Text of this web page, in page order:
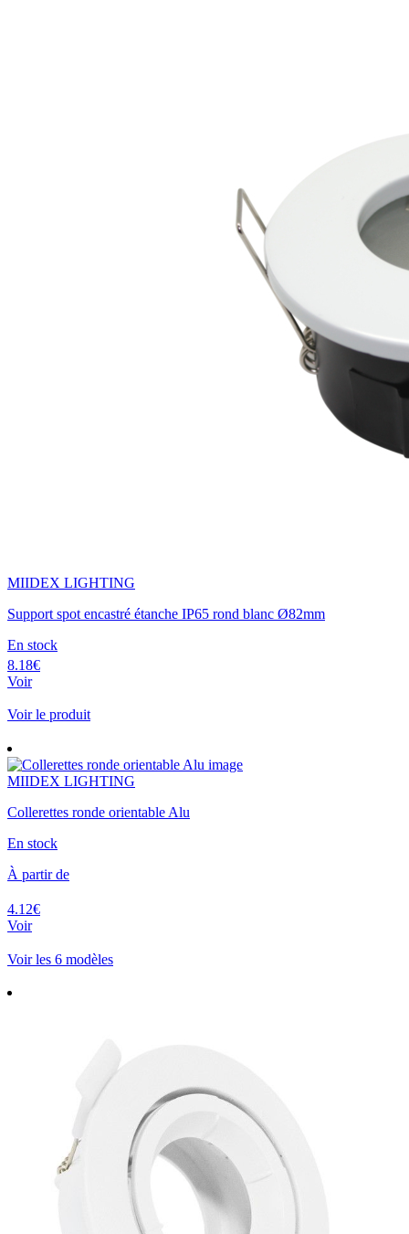
MIIDEX LIGHTING
Support spot encastré étanche IP65 rond blanc Ø82mm
En stock
8.18€
Voir
Voir le produit
MIIDEX LIGHTING
Collerettes ronde orientable Alu
En stock
À partir de
4.12€
Voir
Voir les 6 modèles